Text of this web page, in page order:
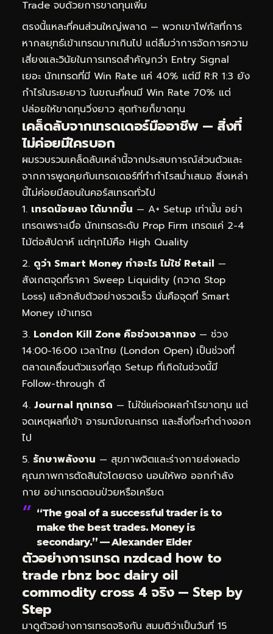
Trade จบด้วยการขาดทุนเพิ่ม
ตรงนี้แหละที่คนส่วนใหญ่พลาด — พวกเขาโฟกัสที่การ
หากลยุทธ์เข้าเทรดมากเกินไป แต่ลืมว่าการจัดการความ
เสี่ยงและวินัยในการเทรดสำคัญกว่า Entry Signal
เยอะ นักเทรดที่มี Win Rate แค่ 40% แต่มี R:R 1:3 ยัง
กำไรในระยะยาว ในขณะที่คนมี Win Rate 70% แต่
ปล่อยให้ขาดทุนวิ่งยาว สุดท้ายก็ขาดทุน
เคล็ดลับจากเทรดเดอร์มืออาชีพ — สิ่งที่
ไม่ค่อยมีใครบอก
ผมรวบรวมเคล็ดลับเหล่านี้จากประสบการณ์ส่วนตัวและ
จากการพูดคุยกับเทรดเดอร์ที่ทำกำไรสม่ำเสมอ สิ่งเหล่า
นี้ไม่ค่อยมีสอนในคอร์สเทรดทั่วไป
เทรดน้อยลง ได้มากขึ้น — A+ Setup เท่านั้น อย่า
เทรดเพราะเบื่อ นักเทรดระดับ Prop Firm เทรดแค่ 2-4
ไม้ต่อสัปดาห์ แต่ทุกไม้คือ High Quality
ดูว่า Smart Money ทำอะไร ไม่ใช่ Retail —
สังเกตจุดที่ราคา Sweep Liquidity (กวาด Stop
Loss) แล้วกลับตัวอย่างรวดเร็ว นั่นคือจุดที่ Smart
Money เข้าเทรด
London Kill Zone คือช่วงเวลาทอง — ช่วง
14:00-16:00 เวลาไทย (London Open) เป็นช่วงที่
ตลาดเคลื่อนตัวแรงที่สุด Setup ที่เกิดในช่วงนี้มี
Follow-through ดี
Journal ทุกเทรด — ไม่ใช่แค่จดผลกำไรขาดทุน แต่
จดเหตุผลที่เข้า อารมณ์ขณะเทรด และสิ่งที่จะทำต่างออก
ไป
รักษาพลังงาน — สุขภาพจิตและร่างกายส่งผลต่อ
คุณภาพการตัดสินใจโดยตรง นอนให้พอ ออกกำลัง
กาย อย่าเทรดตอนป่วยหรือเครียด
“The goal of a successful trader is to
make the best trades. Money is
secondary.” — Alexander Elder
ตัวอย่างการเทรด nzdcad how to
trade rbnz boc dairy oil
commodity cross 4 จริง — Step by
Step
มาดูตัวอย่างการเทรดจริงกัน สมมติว่าเป็นวันที่ 15